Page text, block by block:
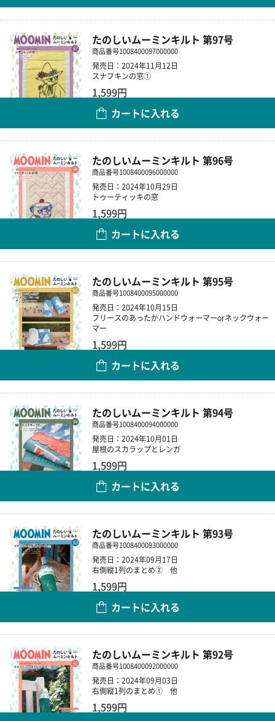
たのしいムーミンキルト 第97号
商品番号1008400097000000
発売日：2024年11月12日
スナフキンの窓①
1,599円
カートに入れる
たのしいムーミンキルト 第96号
商品番号1008400096000000
発売日：2024年10月29日
トゥーティッキの窓
1,599円
カートに入れる
たのしいムーミンキルト 第95号
商品番号1008400095000000
発売日：2024年10月15日
フリースのあったかハンドウォーマーorネックウォー
マー
1,599円
カートに入れる
たのしいムーミンキルト 第94号
商品番号1008400094000000
発売日：2024年10月01日
屋根のスカラップとレンガ
1,599円
カートに入れる
たのしいムーミンキルト 第93号
商品番号1008400093000000
発売日：2024年09月17日
右側縦1列のまとめ② 他
1,599円
カートに入れる
たのしいムーミンキルト 第92号
商品番号1008400092000000
発売日：2024年09月03日
右側縦1列のまとめ① 他
1,599円